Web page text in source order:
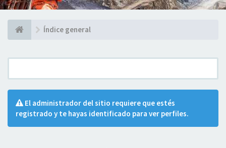
Índice general
El administrador del sitio requiere que estés
registrado y te hayas identificado para ver perfiles.